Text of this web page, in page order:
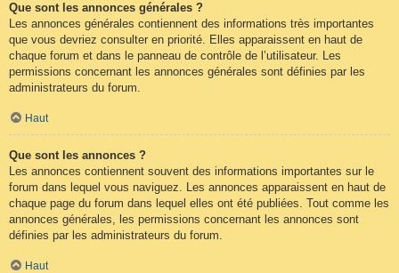
Que sont les annonces générales ?
Les annonces générales contiennent des informations très importantes
que vous devriez consulter en priorité. Elles apparaissent en haut de
chaque forum et dans le panneau de contrôle de l’utilisateur. Les
permissions concernant les annonces générales sont définies par les
administrateurs du forum.
Haut
Que sont les annonces ?
Les annonces contiennent souvent des informations importantes sur le
forum dans lequel vous naviguez. Les annonces apparaissent en haut de
chaque page du forum dans lequel elles ont été publiées. Tout comme les
annonces générales, les permissions concernant les annonces sont
définies par les administrateurs du forum.
Haut